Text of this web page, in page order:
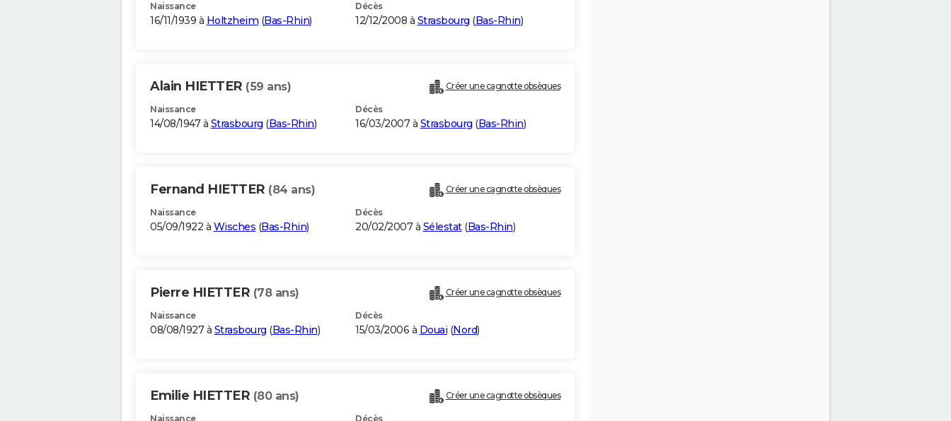
Naissance
16/11/1939 à Holtzheim (Bas-Rhin)
Décès
12/12/2008 à Strasbourg (Bas-Rhin)
Alain HIETTER (59 ans) Créer une cagnotte obsèques
Naissance
14/08/1947 à Strasbourg (Bas-Rhin)
Décès
16/03/2007 à Strasbourg (Bas-Rhin)
Fernand HIETTER (84 ans) Créer une cagnotte obsèques
Naissance
05/09/1922 à Wisches (Bas-Rhin)
Décès
20/02/2007 à Sélestat(Bas-Rhin)
Pierre HIETTER (78 ans) Créer une cagnotte obsèques
Naissance
08/08/1927 à Strasbourg (Bas-Rhin)
Décès
15/03/2006 à Douai (Nord)
Emilie HIETTER (80 ans) Créer une cagnotte obsèques
Naissance Décès